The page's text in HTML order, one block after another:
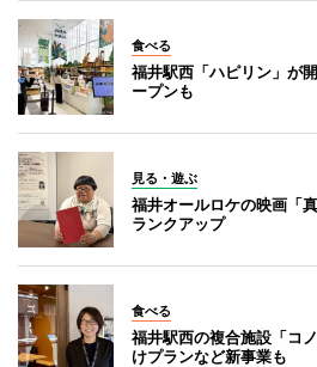
食べる
福井駅西「ハピリン」が
ープンも
見る・遊ぶ
福井オールロケの映画「
ランクアップ
食べる
福井駅西の複合施設「コ
けプランなど新事業も